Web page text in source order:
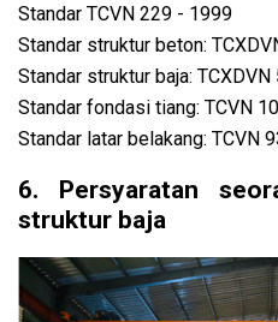
Standar TCVN 229 - 1999
Standar struktur beton:
Standar struktur baja:
Standar fondasi tiang: TCVN
Standar latar belakang: TCVN
6. Persyaratan
struktur baja